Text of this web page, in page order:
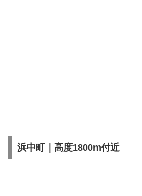
浜中町｜高度1800m付近